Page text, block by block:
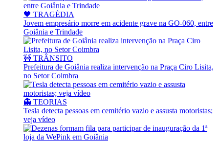
🖤 TRAGÉDIA
Jovem empresário morre em acidente grave na GO-060, entre
Goiânia e Trindade
🚧 TRÂNSITO
Prefeitura de Goiânia realiza intervenção na Praça Ciro Lisita,
no Setor Coimbra
👻 TEORIAS
Tesla detecta pessoas em cemitério vazio e assusta motoristas;
veja vídeo